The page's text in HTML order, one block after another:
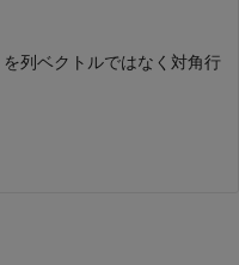
を列ベクトルではなく対角行